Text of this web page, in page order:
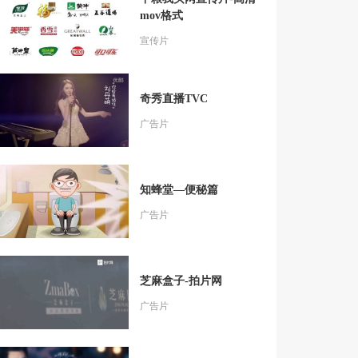
mov格式
宣传片
奇秀直播TVC
广告片
知蜂堂—便秘篇
广告片
芝麻盒子-拍片网
广告片